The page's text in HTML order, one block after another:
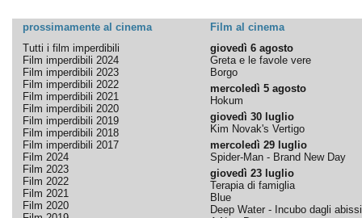
prossimamente al cinema
Film al cinema
Tutti i film imperdibili
Film imperdibili 2024
Film imperdibili 2023
Film imperdibili 2022
Film imperdibili 2021
Film imperdibili 2020
Film imperdibili 2019
Film imperdibili 2018
Film imperdibili 2017
Film 2024
Film 2023
Film 2022
Film 2021
Film 2020
giovedì 6 agosto
Greta e le favole vere
Borgo
mercoledì 5 agosto
Hokum
giovedì 30 luglio
Kim Novak's Vertigo
mercoledì 29 luglio
Spider-Man - Brand New Day
giovedì 23 luglio
Terapia di famiglia
Blue
Deep Water - Incubo dagli abissi